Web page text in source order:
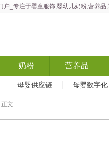
户_专注于婴童服饰,婴幼儿奶粉,营养
奶粉 营养品
母婴供应链 母婴数字化
文